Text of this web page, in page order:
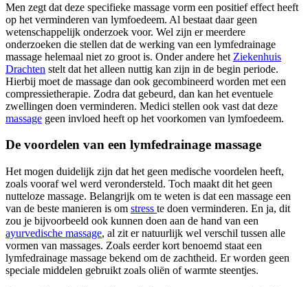
Men zegt dat deze specifieke massage vorm een positief effect heeft
op het verminderen van lymfoedeem. Al bestaat daar geen
wetenschappelijk onderzoek voor. Wel zijn er meerdere
onderzoeken die stellen dat de werking van een lymfedrainage
massage helemaal niet zo groot is. Onder andere het Ziekenhuis
Drachten stelt dat het alleen nuttig kan zijn in de begin periode.
Hierbij moet de massage dan ook gecombineerd worden met een
compressietherapie. Zodra dat gebeurd, dan kan het eventuele
zwellingen doen verminderen. Medici stellen ook vast dat deze
massage geen invloed heeft op het voorkomen van lymfoedeem.
De voordelen van een lymfedrainage massage
Het mogen duidelijk zijn dat het geen medische voordelen heeft,
zoals vooraf wel werd verondersteld. Toch maakt dit het geen
nutteloze massage. Belangrijk om te weten is dat een massage een
van de beste manieren is om stress te doen verminderen. En ja, dit
zou je bijvoorbeeld ook kunnen doen aan de hand van een
ayurvedische massage, al zit er natuurlijk wel verschil tussen alle
vormen van massages. Zoals eerder kort benoemd staat een
lymfedrainage massage bekend om de zachtheid. Er worden geen
speciale middelen gebruikt zoals oliën of warmte steentjes.